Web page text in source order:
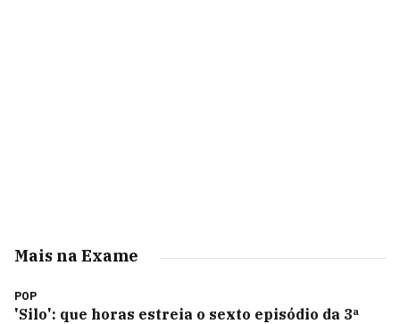
Mais na Exame
POP
'Silo': que horas estreia o sexto episódio da 3ª